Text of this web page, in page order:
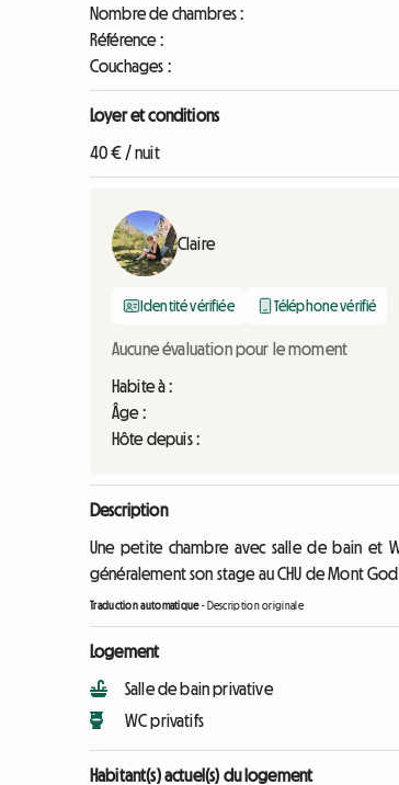
Nombre de chambres :
Référence :
Couchages :
Loyer et conditions
40 € / nuit
Claire
Identité vérifiée Téléphone vérifié
Aucune évaluation pour le moment
Habite à :
Âge :
Hôte depuis :
Description
Une petite chambre avec salle de bain et
généralement son stage au CHU de Mont
Traduction automatique- Description originale
Logement
Salle de bain privative
WC privatifs
Habitant(s) actuel(s) du logement